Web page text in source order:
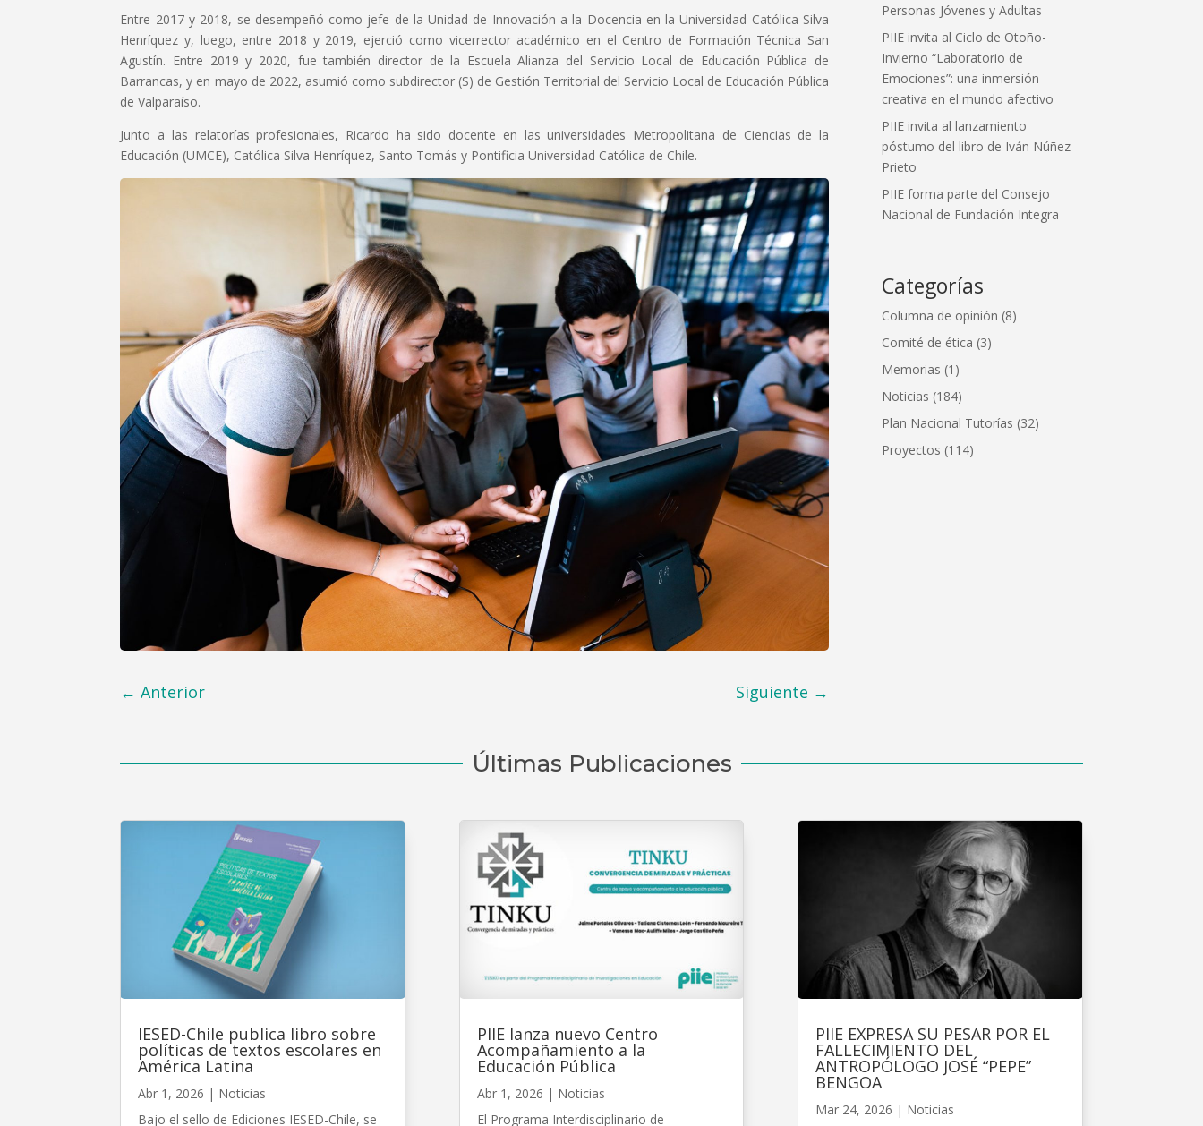
Entre 2017 y 2018, se desempeñó como jefe de la Unidad de Innovación a la Docencia en la Universidad Católica Silva
Henríquez y, luego, entre 2018 y 2019, ejerció como vicerrector académico en el Centro de Formación Técnica San
Agustín. Entre 2019 y 2020, fue también director de la Escuela Alianza del Servicio Local de Educación Pública de
Barrancas, y en mayo de 2022, asumió como subdirector (S) de Gestión Territorial del Servicio Local de Educación Pública
de Valparaíso.
Junto a las relatorías profesionales, Ricardo ha sido docente en las universidades Metropolitana de Ciencias de la
Educación (UMCE), Católica Silva Henríquez, Santo Tomás y Pontificia Universidad Católica de Chile.
←Anterior Siguiente →
Personas Jóvenes y Adultas
PIIE invita al Ciclo de Otoño-
Invierno “Laboratorio de
Emociones”: una inmersión
creativa en el mundo afectivo
PIIE invita al lanzamiento
póstumo del libro de Iván Núñez
Prieto
PIIE forma parte del Consejo
Nacional de Fundación Integra
Categorías
Columna de opinión (8)
Comité de ética (3)
Memorias (1)
Noticias (184)
Plan Nacional Tutorías (32)
Proyectos (114)
Últimas Publicaciones
IESED-Chile publica libro sobre
políticas de textos escolares en
América Latina
Abr 1, 2026 | Noticias
Bajo el sello de Ediciones IESED-Chile, se
PIIE lanza nuevo Centro
Acompañamiento a la
Educación Pública
Abr 1, 2026 | Noticias
El Programa Interdisciplinario de
PIIE EXPRESA SU PESAR POR EL
FALLECIMIENTO DEL
ANTROPÓLOGO JOSÉ “PEPE”
BENGOA
Mar 24, 2026 | Noticias